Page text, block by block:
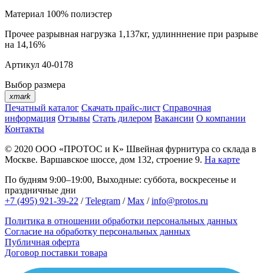
Материал 100% полиэстер
Прочее разрывная нагрузка 1,137кг, удлинннение при разрыве
на 14,16%
Артикул 40-0178
Выбор размера
xmark
Печатный каталог Скачать прайс-лист Справочная
информация Отзывы Стать дилером Вакансии О компании
Контакты
© 2020 ООО «ПРОТОС и К» Швейная фурнитура со склада в
Москве. Варшавское шоссе, дом 132, строение 9. На карте
По будням 9:00–19:00, Выходные: суббота, воскресенье и
праздничные дни
+7 (495) 921-39-22 /Telegram /Max /info@protos.ru
Политика в отношении обработки персональных данных
Согласие на обработку персональных данных
Публичная оферта
Договор поставки товара